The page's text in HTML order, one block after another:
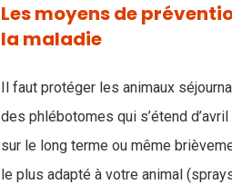
Les moyens de
la maladie
Il faut protéger les animaux
des phlébotomes qui s’étend
sur le long terme ou même
le plus adapté à votre animal